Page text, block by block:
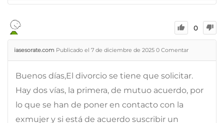
0
iasesorate.com Publicado el 7 de diciembre de 2025 0 Comentar
Buenos días,El divorcio se tiene que solicitar.
Hay dos vías, la primera, de mutuo acuerdo, por
lo que se han de poner en contacto con la
exmujer y si está de acuerdo suscribir un